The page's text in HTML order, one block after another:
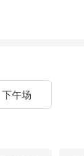
下午场